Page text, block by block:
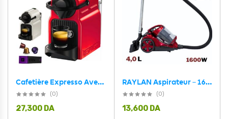
Cafetière Expresso Avec Capsules Nespresso Et Fonction Flow-Stop Automatique 700mL 1260W Krups Inissia YY1530FD
(0)
27,300 DA
RAYLAN Aspirateur – 1600 Watts – Réservoir 4 Litres Moteur en aluminium avec contrôle de vitesse
(0)
13,600 DA